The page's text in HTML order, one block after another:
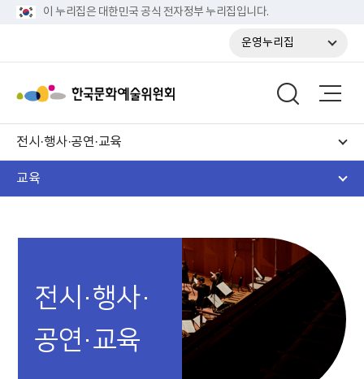
이 누리집은 대한민국 공식 전자정부 누리집입니다.
운영누리집
전시·행사·공연·교육
교육
전시·행사·
공연·교육